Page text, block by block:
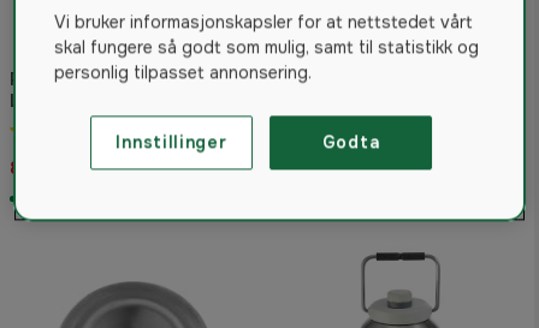
Primus Kamoto OpenFire Pit
Large
4.8
817 kr
Trangia T-Spoon
91 kr
Vi bruker informasjonskapsler for at nettstedet vårt
skal fungere så godt som mulig, samt til statistikk og
personlig tilpasset annonsering.
Innstillinger Godta